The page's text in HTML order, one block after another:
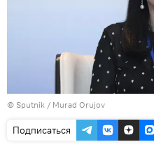
© Sputnik / Murad Orujov
Подписаться